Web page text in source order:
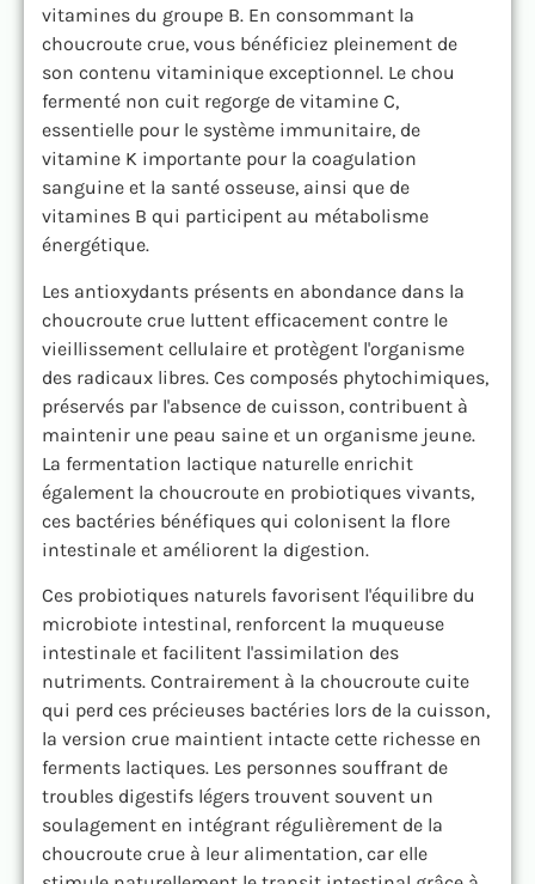
vitamines du groupe B. En consommant la
choucroute crue, vous bénéficiez pleinement de
son contenu vitaminique exceptionnel. Le chou
fermenté non cuit regorge de vitamine C,
essentielle pour le système immunitaire, de
vitamine K importante pour la coagulation
sanguine et la santé osseuse, ainsi que de
vitamines B qui participent au métabolisme
énergétique.
Les antioxydants présents en abondance dans la
choucroute crue luttent efficacement contre le
vieillissement cellulaire et protègent l'organisme
des radicaux libres. Ces composés phytochimiques,
préservés par l'absence de cuisson, contribuent à
maintenir une peau saine et un organisme jeune.
La fermentation lactique naturelle enrichit
également la choucroute en probiotiques vivants,
ces bactéries bénéfiques qui colonisent la flore
intestinale et améliorent la digestion.
Ces probiotiques naturels favorisent l'équilibre du
microbiote intestinal, renforcent la muqueuse
intestinale et facilitent l'assimilation des
nutriments. Contrairement à la choucroute cuite
qui perd ces précieuses bactéries lors de la cuisson,
la version crue maintient intacte cette richesse en
ferments lactiques. Les personnes souffrant de
troubles digestifs légers trouvent souvent un
soulagement en intégrant régulièrement de la
choucroute crue à leur alimentation, car elle